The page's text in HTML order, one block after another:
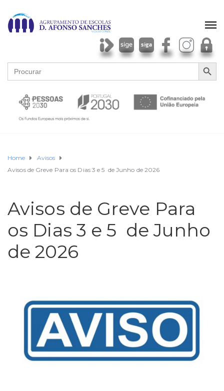
Search
for:
SEARCH
Home
Avisos
Avisos de Greve Para os Dias 3 e 5 de Junho de 2026
Avisos de Greve Para
os Dias 3 e 5 de Junho
de 2026